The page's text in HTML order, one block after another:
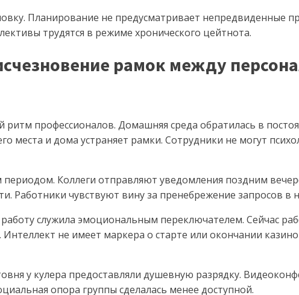
Планирование не предусматривает непредвиденные
трудятся в режиме хронического цейтнота.
рамок между
профессионалов. Домашняя среда обратилась в
места и дома устраняет рамки. Сотрудники не могут
Коллеги отправляют уведомления поздним
Работники чувствуют вину за пренебрежение запросов в
служила эмоциональным переключателем. Сейчас
не имеет маркера о старте или окончании
у кулера предоставляли душевную разрядку.
опора группы сделалась менее доступной.